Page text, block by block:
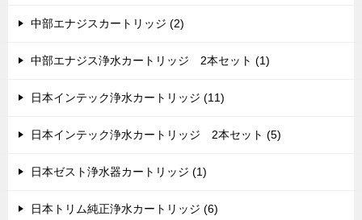
中部エナジスカートリッジ (2)
中部エナジス浄水カートリッジ 2本セット (1)
日本インテック浄水カートリッジ (11)
日本インテック浄水カートリッジ 2本セット (5)
日本ゼスト浄水器カートリッジ (1)
日本トリム純正浄水カートリッジ (6)